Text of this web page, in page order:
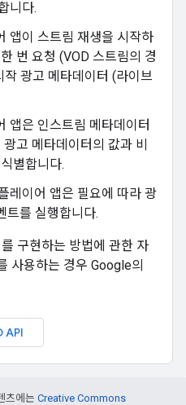
니다.
앱이 스트림 재생을 시작하
번 요청 (VOD 스트림의 경
광고 메타데이터 (라이브
앱은 인스트림 메타데이터
고 메타데이터의 값과 비
별합니다.
레이어 앱은 필요에 따라 광
트를 실행합니다.
구현하는 방법에 관한 자
사용하는 경우 Google의
API
츠에는 Creative Commons